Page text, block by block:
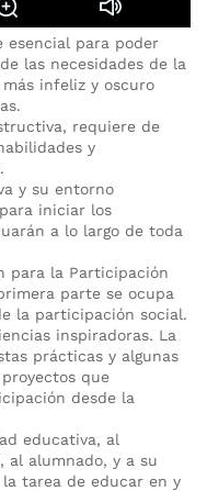
esencial para poder
las necesidades de la
infeliz y oscuro
requiere de
y
y su entorno
iniciar los
a lo largo de toda
para la Participación
parte se ocupa
la participación social.
inspiradoras. La
prácticas y algunas
que
desde la
educativa, al
al alumnado, y a su
tarea de educar en y